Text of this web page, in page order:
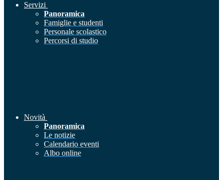
Servizi
Panoramica
Famiglie e studenti
Personale scolastico
Percorsi di studio
Novità
Panoramica
Le notizie
Calendario eventi
Albo online